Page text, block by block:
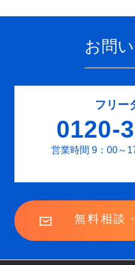
お問
フリー
0120-
営業時間 9：00～
無料相談